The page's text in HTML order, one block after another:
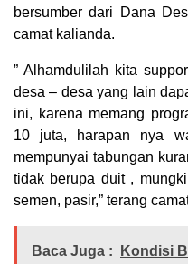
bersumber dari Dana
camat kalianda.
” Alhamdulilah kita
desa – desa yang lain
ini, karena memang
10 juta, harapan nya
mempunyai tabungan
tidak berupa duit ,
semen, pasir,” terang
Baca Juga :
Kondisi